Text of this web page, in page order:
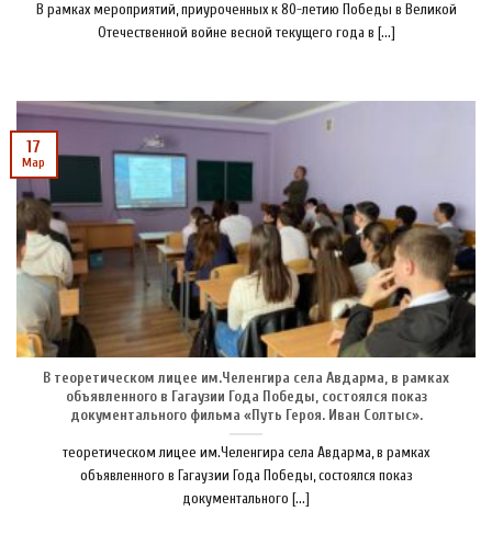
В рамках мероприятий, приуроченных к 80-летию Победы в Великой
Отечественной войне весной текущего года в [...]
В теоретическом лицее им.Челенгира села Авдарма, в рамках
объявленного в Гагаузии Года Победы, состоялся показ
документального фильма «Путь Героя. Иван Солтыс».
теоретическом лицее им.Челенгира села Авдарма, в рамках
объявленного в Гагаузии Года Победы, состоялся показ
документального [...]
17
Мар